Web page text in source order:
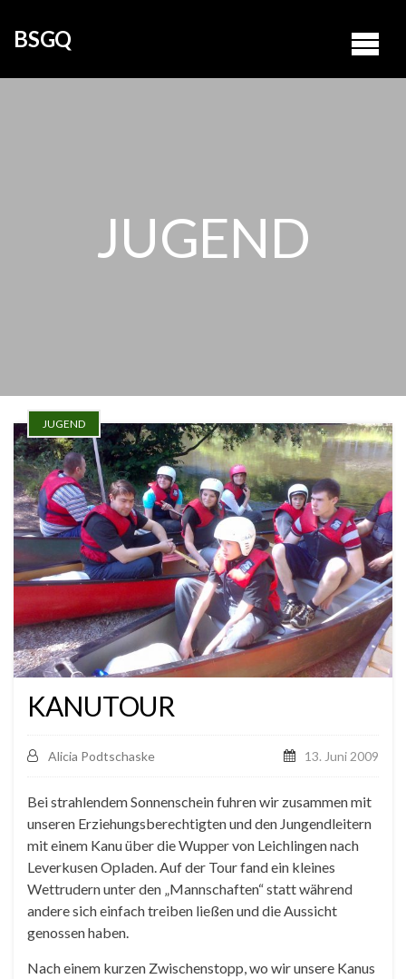
BSGQ
JUGEND
JUGEND
KANUTOUR
Alicia Podtschaske 13. Juni 2009
Bei strahlendem Sonnenschein fuhren wir zusammen mit
unseren Erziehungsberechtigten und den Jungendleitern
mit einem Kanu über die Wupper von Leichlingen nach
Leverkusen Opladen. Auf der Tour fand ein kleines
Wettrudern unter den „Mannschaften“ statt während
andere sich einfach treiben ließen und die Aussicht
genossen haben.
Nach einem kurzen Zwischenstopp, wo wir unsere Kanus